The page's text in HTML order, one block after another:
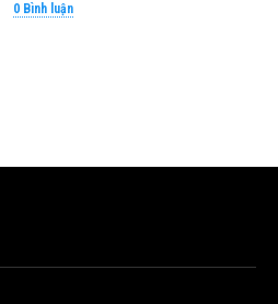
0 Bình luận